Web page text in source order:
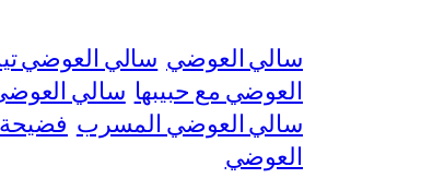
سالي العوضي سالي العوضي
العوضي مع حبيبها سالي
سالي العوضي المسرب
العوضي